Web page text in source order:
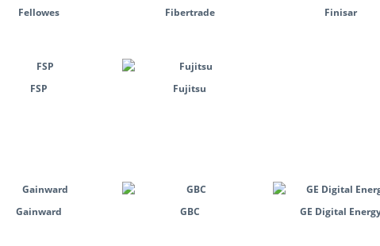
Fellowes Fibertrade Finisar
FSP Fujitsu
Gainward GBC GE Digital